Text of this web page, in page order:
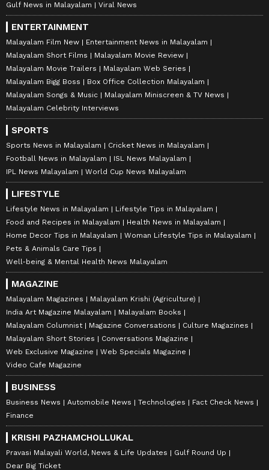
Gulf News in Malayalam
Viral News
ENTERTAINMENT
Malayalam Film New
Entertainment News in Malayalam
Malayalam Short Films
Malayalam Movie Review
Malayalam Movie Trailers
Malayalam Web Series
Malayalam Bigg Boss
Box Office Collection Malayalam
Malayalam Songs & Music
Malayalam Miniscreen & TV News
Malayalam Celebrity Interviews
SPORTS
Sports News in Malayalam
Cricket News in Malayalam
Football News in Malayalam
ISL News Malayalam
IPL News Malayalam
World Cup News Malayalam
LIFESTYLE
Lifestyle News in Malayalam
Lifestyle Tips in Malayalam
Food and Recipes in Malayalam
Health News in Malayalam
Home Decor Tips in Malayalam
Woman Lifestyle Tips in Malayalam
Pets & Animals Care Tips
Well-being & Mental Health News Malayalam
MAGAZINE
Malayalam Magazines
Malayalam Krishi (Agriculture)
India Art Magazine Malayalam
Malayalam Books
Malayalam Columnist
Magazine Conversations
Culture Magazines
Malayalam Short Stories
Conversations Magazine
Web Exclusive Magazine
Web Specials Magazine
Video Cafe Magazine
BUSINESS
Business News Automobile News Technologies
Fact Check News
Finance
KRISHI PAZHAMCHOLLUKAL
Pravasi Malayali World, News & Life Updates
Gulf Round Up
Dear Big Ticket